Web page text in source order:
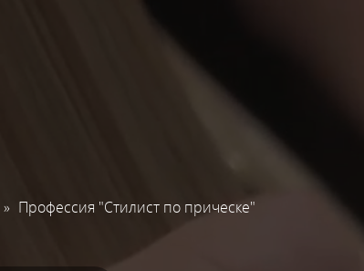
Профессия "Стилист по прическе"